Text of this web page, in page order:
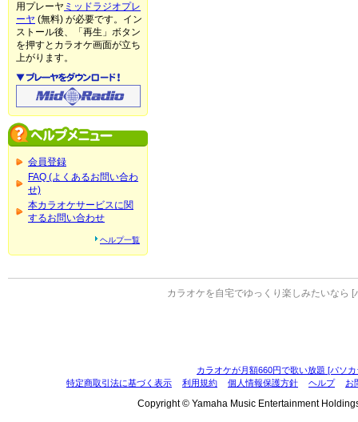
用プレーヤ ミッドラジオプレ
ーヤ (無料) が必要です。イン
ストール後、「再生」ボタン
を押すとカラオケ画面が立ち
上がります。
会員登録
FAQ (よくあるお問い合わ
せ)
本カラオケサービスに関
するお問い合わせ
ヘルプ一覧
カラオケを自宅でゆっくり楽しみたいなら [
カラオケが月額660円で歌い放題 [パソ
特定商取引法に基づく表示
利用規約 個人情報保護方針 ヘルプ お
Copyright © Yamaha Music Entertainment